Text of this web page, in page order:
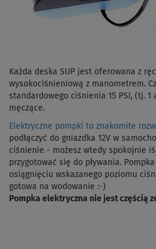
Każda deska SUP jest oferowana z
wysokociśnieniową z manometrem.
standardowego ciśnienia 15 PSI, (tj.
męczące.
Elektryczne pompki to znakomite
podłączyć do gniazdka 12V w
ciśnienie - możesz wtedy spokojnie
przygotować się do pływania.
osiągnięciu wskazanego poziomu
gotowa na wodowanie :-)
Pompka elektryczna nie jest częścią